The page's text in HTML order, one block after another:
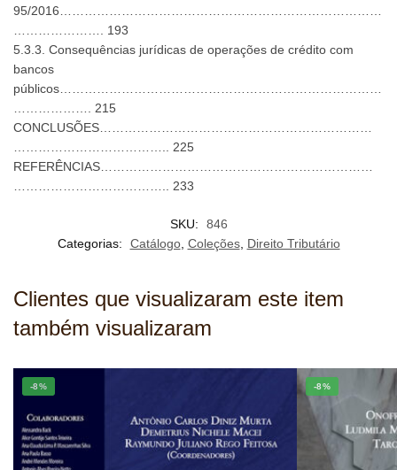
95/2016……………………………………………………………………
…………………. 193
5.3.3. Consequências jurídicas de operações de crédito com
bancos
públicos……………………………………………………………………
………………. 215
CONCLUSÕES…………………………………………………………
……………………………….. 225
REFERÊNCIAS…………………………………………………………
……………………………….. 233
SKU:
846
Categorias:
Catálogo, Coleções, Direito Tributário
Clientes que visualizaram este item
também visualizaram
-8% -8%